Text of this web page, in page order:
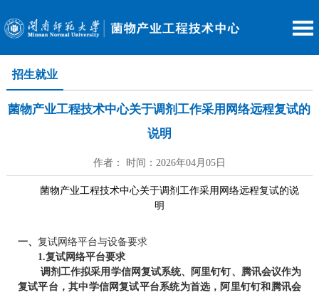
招生就业
菌物产业工程技术中心关于调剂工作采用网络远程复试的
说明
作者： 时间：2026年04月05日
菌物产业工程技术中心关于调剂工作采用网络远程复试的说
明
一、 复试网络平台与设备要求
1.复试网络平台要求
调剂工作拟采用学信网复试系统、阿里钉钉、腾讯会议作为
复试平台，其中学信网复试平台系统为首选，阿里钉钉和腾讯会